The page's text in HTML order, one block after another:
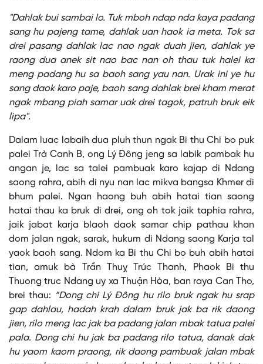
"Dahlak bui sambai lo. Tuk mboh ndap nda kaya padang
sang hu pajeng tame, dahlak uan haok ia meta. Tok sa
drei pasang dahlak lac nao ngak duah jien, dahlak ye
raong dua anek sit nao bac nan oh thau tuk halei ka
meng padang hu sa baoh sang yau nan. Urak ini ye hu
sang daok karo paje, baoh sang dahlak brei kham merat
ngak mbang piah samar uak drei tagok, patruh bruk eik
lipa".
Dalam luac labaih dua pluh thun ngak Bi thu Chi bo puk
palei Trà Canh B, ong Lý Đông jeng sa labik pambak hu
angan je, lac sa talei pambuak karo kajap di Ndang
saong rahra, abih di nyu nan lac mikva bangsa Khmer di
bhum palei. Ngan haong buh abih hatai tian saong
hatai thau ka bruk di drei, ong oh tok jaik taphia rahra,
jaik jabat karja blaoh daok samar chip pathau khan
dom jalan ngak, sarak, hukum di Ndang saong Karja tal
yaok baoh sang. Ndom ka Bi thu Chi bo buh abih hatai
tian, amuk bà Trần Thuỵ Trúc Thanh, Phaok Bi thu
Thuong truc Ndang uy xa Thuận Hòa, ban raya Can Tho,
brei thau: “Dong chi Lý Đông hu rilo bruk ngak hu srap
gap dahlau, hadah krah dalam bruk jak ba rik daong
jien, rilo meng lac jak ba padang jalan mbak tatua palei
pala. Dong chi hu jak ba padang rilo tatua, danak dak
hu yaom kaom praong, rik daong pambuak jalan mbak